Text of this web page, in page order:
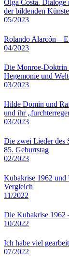
Olga Costa. Dialoge
der bildenden
05/2023
Rolando Alarcón –
04/2023
Die Monroe-Doktrin
Hegemonie und
03/2023
Hilde Domin und
und ihr
03/2023
Die zwei Lieder des
85. Geburtstag
02/2023
Kubakrise 1962 und
Vergleich
11/2022
Die Kubakrise 1962
10/2022
Ich habe viel
07/2022